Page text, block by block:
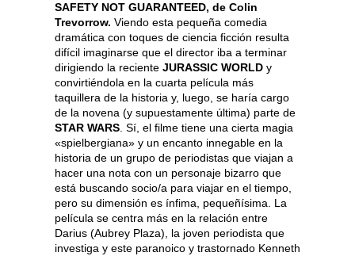
SAFETY NOT GUARANTEED, de Colin
Trevorrow. Viendo esta pequeña comedia
dramática con toques de ciencia ficción resulta
difícil imaginarse que el director iba a terminar
dirigiendo la reciente JURASSIC WORLD y
convirtiéndola en la cuarta película más
taquillera de la historia y, luego, se haría cargo
de la novena (y supuestamente última) parte de
STAR WARS. Sí, el filme tiene una cierta magia
«spielbergiana» y un encanto innegable en la
historia de un grupo de periodistas que viajan a
hacer una nota con un personaje bizarro que
está buscando socio/a para viajar en el tiempo,
pero su dimensión es ínfima, pequeñísima. La
película se centra más en la relación entre
Darius (Aubrey Plaza), la joven periodista que
investiga y este paranoico y trastornado Kenneth